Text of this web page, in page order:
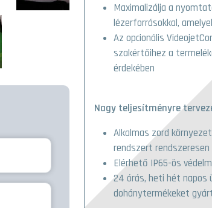
Maximalizálja a
lézerforrásokkal,
Az opcionális
szakértőihez a
érdekében
Nagy teljesítményre
Alkalmas zord
rendszert
Elérhető IP65-ös
24 órás, heti hét napos
dohánytermékeket